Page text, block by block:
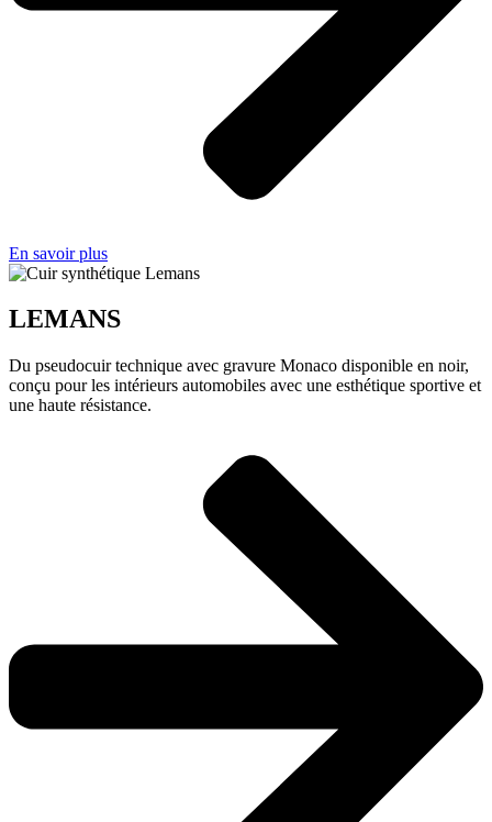
En savoir plus
LEMANS
Du pseudocuir technique avec gravure Monaco disponible en noir,
conçu pour les intérieurs automobiles avec une esthétique sportive et
une haute résistance.